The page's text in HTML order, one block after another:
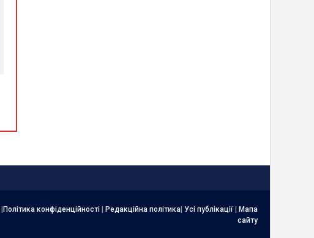
|Політика конфіденційності | Редакційна політика| Усі публікації | Мапа
сайту